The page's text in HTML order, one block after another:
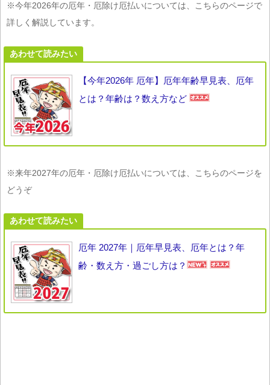
※今年2026年の厄年・厄除け厄払いについては、こちらのページで
詳しく解説しています。
あわせて読みたい
【今年2026年 厄年】厄年年齢早見表、厄年
とは？年齢は？数え方など
※来年2027年の厄年・厄除け厄払いについては、こちらのページを
どうぞ
あわせて読みたい
厄年 2027年｜厄年早見表、厄年とは？年
齢・数え方・過ごし方は？